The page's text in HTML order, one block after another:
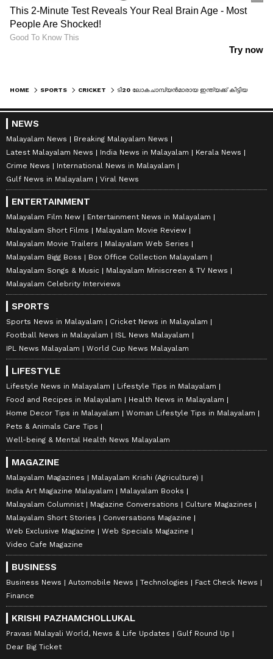
HOME SPORTS CRICKET ടി20 ലോകചാമ്പ്യൻമാരായ ഇന്ത്യക്ക് കിട്ടിയത് 22 കോടി; ഫുട്ബോള്‍ ലോകകപ്പില്‍ ആദ്യ റൗണ്ടിൽ പുറത്താകുന്നവര്‍ക്ക് പോലും കിട്ടുക മൂന്നിരട്ടി
NEWS
Malayalam News
Breaking Malayalam News
Latest Malayalam News
India News in Malayalam
Kerala News
Crime News
International News in Malayalam
Gulf News in Malayalam
Viral News
ENTERTAINMENT
Malayalam Film New
Entertainment News in Malayalam
Malayalam Short Films
Malayalam Movie Review
Malayalam Movie Trailers
Malayalam Web Series
Malayalam Bigg Boss
Box Office Collection Malayalam
Malayalam Songs & Music
Malayalam Miniscreen & TV News
Malayalam Celebrity Interviews
SPORTS
Sports News in Malayalam
Cricket News in Malayalam
Football News in Malayalam
ISL News Malayalam
IPL News Malayalam
World Cup News Malayalam
LIFESTYLE
Lifestyle News in Malayalam
Lifestyle Tips in Malayalam
Food and Recipes in Malayalam
Health News in Malayalam
Home Decor Tips in Malayalam
Woman Lifestyle Tips in Malayalam
Pets & Animals Care Tips
Well-being & Mental Health News Malayalam
MAGAZINE
Malayalam Magazines
Malayalam Krishi (Agriculture)
India Art Magazine Malayalam
Malayalam Books
Malayalam Columnist
Magazine Conversations
Culture Magazines
Malayalam Short Stories
Conversations Magazine
Web Exclusive Magazine
Web Specials Magazine
Video Cafe Magazine
BUSINESS
Business News Automobile News Technologies
Fact Check News
Finance
KRISHI PAZHAMCHOLLUKAL
Pravasi Malayali World, News & Life Updates
Gulf Round Up
Dear Big Ticket